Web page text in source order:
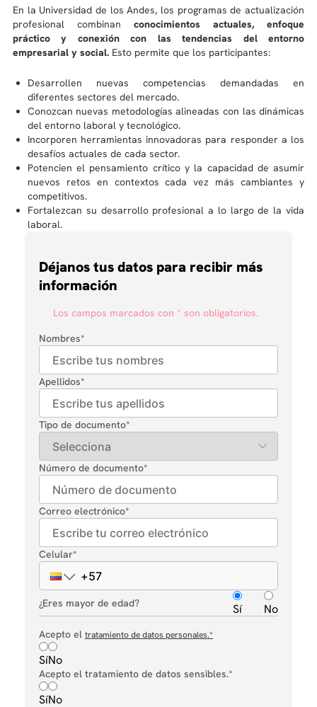
En la Universidad de los Andes, los programas de actualización
profesional combinan conocimientos actuales, enfoque
práctico y conexión con las tendencias del entorno
empresarial y social.Esto permite que los participantes:
Desarrollen nuevas competencias demandadas en
diferentes sectores del mercado.
Conozcan nuevas metodologías alineadas con las dinámicas
del entorno laboral y tecnológico.
Incorporen herramientas innovadoras para responder a los
desafíos actuales de cada sector.
Potencien el pensamiento crítico y la capacidad de asumir
nuevos retos en contextos cada vez más cambiantes y
competitivos.
Fortalezcan su desarrollo profesional a lo largo de la vida
laboral.
Déjanos tus datos para recibir más
información
Los campos marcados con * son obligatorios.
Nombres*
Apellidos*
Tipo de documento*
Número de documento*
Correo electrónico*
Celular*
¿Eres mayor de edad? Sí No
Acepto el tratamiento de datos personales.*
SíNo
Acepto el tratamiento de datos sensibles.*
SíNo